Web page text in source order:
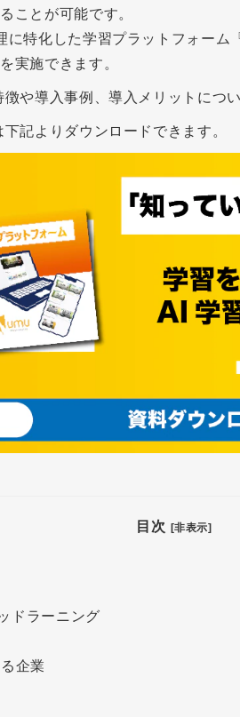
ことが可能です。
に特化した学習プラットフォーム
実施できます。
や導入事例、導入メリットにつ
記よりダウンロードできます。
目次 [非表示]
ドラーニング
企業